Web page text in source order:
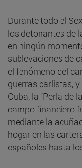
Durante todo el
los detonantes de
en ningún
sublevaciones de
el fenómeno del
guerras carlistas,
Cuba, la “Perla de
campo financiero
mediante la
hogar en las
españoles hasta